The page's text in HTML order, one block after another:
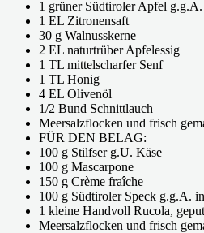
1 grüner Südtiroler Apfel g.g.A.
1 EL Zitronensaft
30 g Walnusskerne
2 EL naturtrüber Apfelessig
1 TL mittelscharfer Senf
1 TL Honig
4 EL Olivenöl
1/2 Bund Schnittlauch
Meersalzflocken und frisch
FÜR DEN BELAG:
100 g Stilfser g.U. Käse
100 g Mascarpone
150 g Crème fraîche
100 g Südtiroler Speck g.g.A.
1 kleine Handvoll Rucola,
Meersalzflocken und frisch